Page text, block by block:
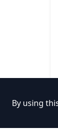
By using